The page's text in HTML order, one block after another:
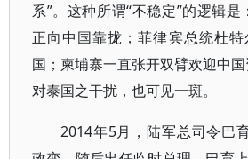
系”。这种所谓“不稳定”的逻辑是
正向中国靠拢；菲律宾总统杜
国；柬埔寨一直张开双臂欢迎中
对泰国之干扰，也可见一斑。
2014年5月，陆军总司令巴